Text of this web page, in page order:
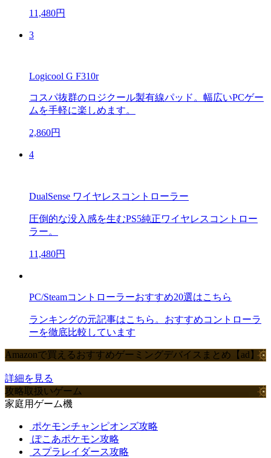
11,480円
3
Logicool G F310r
コスパ抜群のロジクール製有線パッド。幅広いPCゲー
ムを手軽に楽しめます。
2,860円
4
DualSense ワイヤレスコントローラー
圧倒的な没入感を生むPS5純正ワイヤレスコントロー
ラー。
11,480円
PC/Steamコントローラーおすすめ20選はこちら
ランキングの元記事はこちら。おすすめコントローラ
ーを徹底比較しています
Amazonで買えるおすすめゲーミングデバイスまとめ【ad】
詳細を見る
攻略取扱いゲーム
家庭用ゲーム機
ポケモンチャンピオンズ攻略
ぽこあポケモン攻略
スプラレイダース攻略